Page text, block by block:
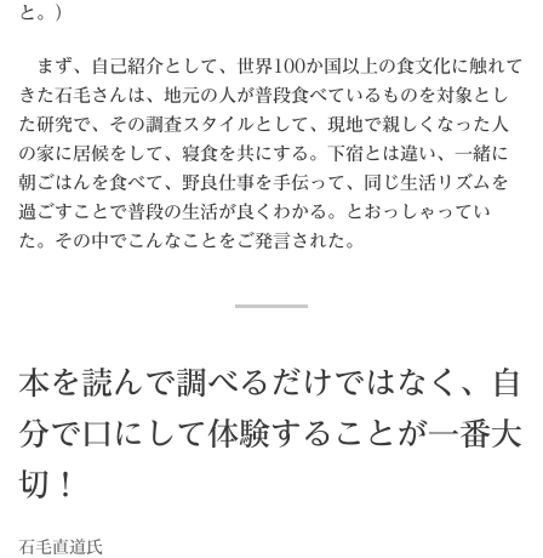
と。）
まず、自己紹介として、世界100か国以上の食文化に触れて
きた石毛さんは、地元の人が普段食べているものを対象とし
た研究で、その調査スタイルとして、現地で親しくなった人
の家に居候をして、寝食を共にする。下宿とは違い、一緒に
朝ごはんを食べて、野良仕事を手伝って、同じ生活リズムを
過ごすことで普段の生活が良くわかる。とおっしゃってい
た。その中でこんなことをご発言された。
本を読んで調べるだけではなく、自
分で口にして体験することが一番大
切！
石毛直道氏